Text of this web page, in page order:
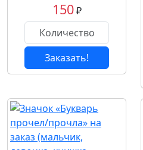
150₽
Заказать!